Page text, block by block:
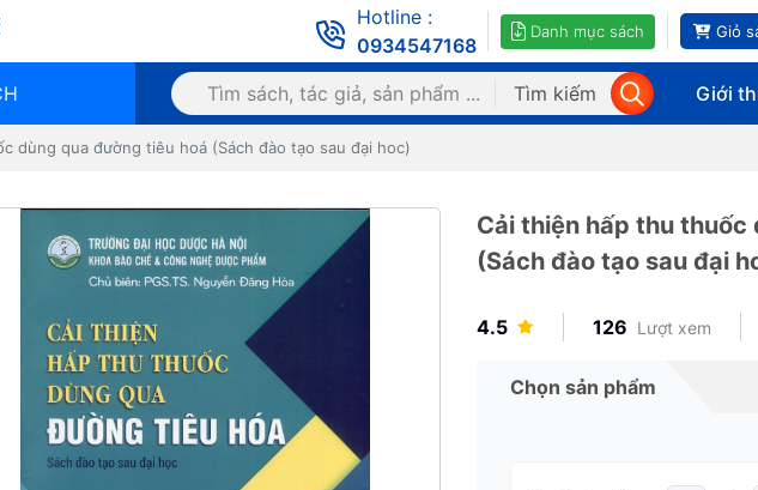
Hotline :
0934547168
Danh mục sách Giỏ
Tìm kiếm Giới
dùng qua đường tiêu hoá (Sách đào tạo sau đại hoc)
Cải thiện hấp thu
(Sách đào tạo sau đại
4.5 126 Lượt xem
Chọn sản phẩm